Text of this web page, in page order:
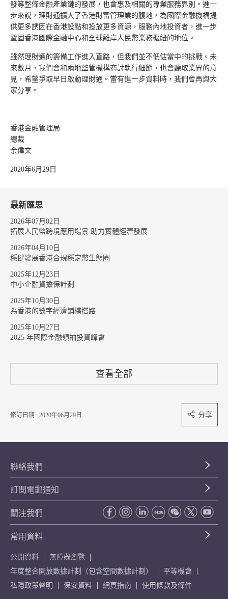
發等整條金融產業鏈的發展，也會惠及相關的專業服務界別。進一
步來說，理財通擴大了香港財富管理業的腹地，為國際金融機構提
供更多誘因在香港設點和投放更多資源，服務內地投資者，進一步
鞏固香港國際金融中心和全球離岸人民幣業務樞紐的地位。
雖然理財通的籌備工作進入直路，但我們並不低估當中的挑戰。未
來數月，我們會和兩地監管機構商討執行細節，也會聽取業界的意
見，希望爭取早日啟動理財通。當有進一步資料時，我們會再與大
家分享。
香港金融管理局
總裁
余偉文
2020年6月29日
最新匯思
2026年07月02日
拓展人民幣跨境應用場景 助力實體經濟發展
2026年04月10日
穩健發展香港合規穩定幣生態圈
2025年12月23日
中小企融資擔保計劃
2025年10月30日
為香港的數字經濟鋪橋搭路
2025年10月27日
2025 年國際金融領袖投資峰會
查看全部
修訂日期 : 2020年06月29日 分享
聯絡我們
訂閱電郵通知
關注我們
常用資料
公開資料
無障礙瀏覽
年度整合開放數據計劃（包含空間數據計劃）
平等機會
私隱政策聲明
保安資料 網頁指南 使用條款及條件